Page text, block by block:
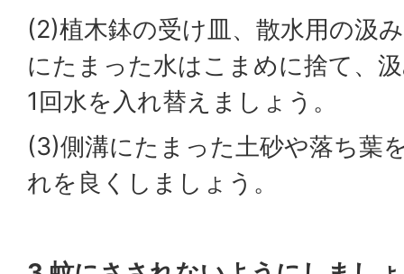
(2)植木鉢の受け皿、散水用の汲
にたまった水はこまめに捨て、
1回水を入れ替えましょう。
(3)側溝にたまった土砂や落ち葉
れを良くしましょう。